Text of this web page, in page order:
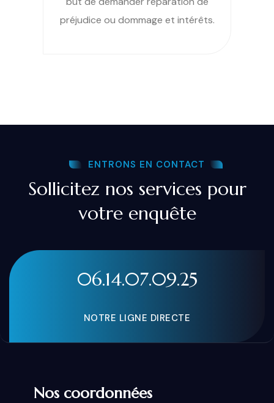
préjudice ou dommage et intérêts.
ENTRONS EN CONTACT
Sollicitez nos services pour
votre enquête
06.14.07.09.25
NOTRE LIGNE DIRECTE
Nos coordonnées